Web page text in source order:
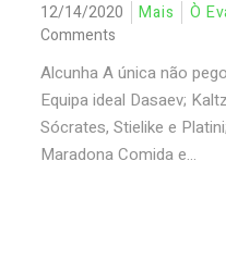
12/14/2020 Mais Ò
Comments
Alcunha A única não
Equipa ideal Dasaev;
Sócrates, Stielike e
Maradona Comida e...